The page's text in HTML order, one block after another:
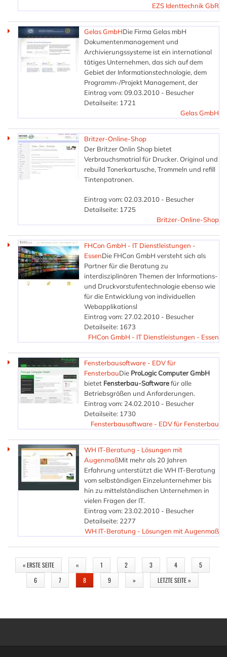
EZS Identtechnik GbR
Gelas GmbHDie Firma Gelas mbH
Dokumentenmanagement und
Archivierungssysteme ist ein international
tätiges Unternehmen, das sich auf dem
Gebiet der Informationstechnologie, dem
Programm-/Projekt Management, der
Eintrag vom: 09.03.2010 - Besucher
Detailseite: 1721
Gelas GmbH
Britzer-Online-Shop
Der Britzer Onlin Shop bietet
Verbrauchsmatrial für Drucker. Original und
rebuild Tonerkartusche, Trommeln und refill
Tintenpatronen.
Eintrag vom: 02.03.2010 - Besucher
Detailseite: 1725
Britzer-Online-Shop
FHCon GmbH - IT Dienstleistungen -
EssenDie FHCon GmbH versteht sich als
Partner für die Beratung zu
interdisziplinären Themen der Informations-
und Druckvorstufentechnologie ebenso wie
für die Entwicklung von individuellen
Webapplikationsl
Eintrag vom: 27.02.2010 - Besucher
Detailseite: 1673
FHCon GmbH - IT Dienstleistungen - Essen
Fensterbausoftware - EDV für
FensterbauDie ProLogic Computer GmbH
bietet Fensterbau-Softwarefür alle
Betriebsgrößen und Anforderungen.
Eintrag vom: 24.02.2010 - Besucher
Detailseite: 1730
Fensterbausoftware - EDV für Fensterbau
WH IT-Beratung - Lösungen mit
AugenmaßMit mehr als 20 Jahren
Erfahrung unterstützt die WH IT-Beratung
vom selbständigen Einzelunternehmer bis
hin zu mittelständischen Unternehmen in
vielen Fragen der IT.
Eintrag vom: 23.02.2010 - Besucher
Detailseite: 2277
WH IT-Beratung - Lösungen mit Augenmaß
SEITEN
« ERSTE SEITE « 1 2 3 4
5
6
7 8 9 » LETZTE SEITE »